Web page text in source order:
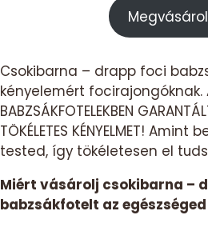
Csokibarna – drapp foci
kényelemért focirajongóknak. A
BABZSÁKFOTELEKBEN
TÖKÉLETES KÉNYELMET!
tested, így tökéletesen el
Miért vásárolj csokibarna –
babzsákfotelt az